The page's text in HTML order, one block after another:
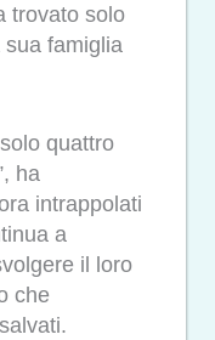
trovato solo
famiglia
quattro
ha
intrappolati
a
il loro
che